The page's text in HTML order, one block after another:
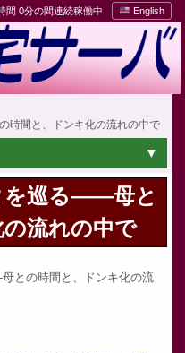
間 0分の間連続稼働中 English
時間と、ドンキ化の流れの中で
を巡る——母と
流れの中で
との時間と、ドンキ化の流